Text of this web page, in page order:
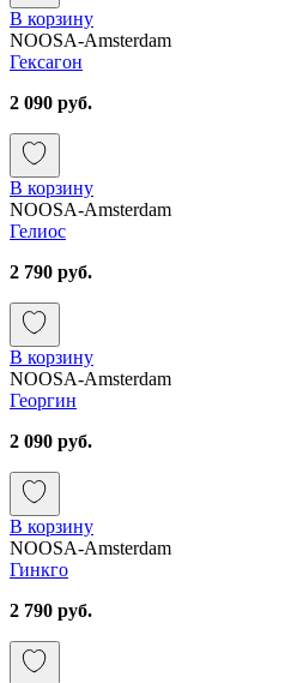
В корзину
NOOSA-Amsterdam
Гексагон
2 090 руб.
В корзину
NOOSA-Amsterdam
Гелиос
2 790 руб.
В корзину
NOOSA-Amsterdam
Георгин
2 090 руб.
В корзину
NOOSA-Amsterdam
Гинкго
2 790 руб.